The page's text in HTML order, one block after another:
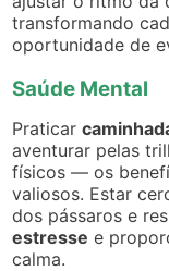
transformando
oportunidade de
Saúde Mental
Praticar
aventurar pelas
físicos — os
valiosos. Estar
dos pássaros e
estresse e
calma.